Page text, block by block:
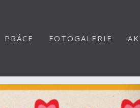
PRÁCE FOTOGALERIE